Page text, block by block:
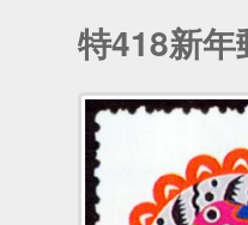
特418新年